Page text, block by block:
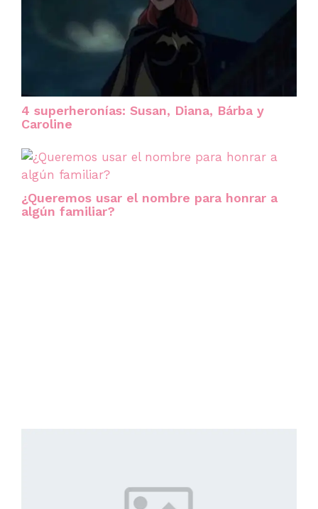
4 superheronías: Susan, Diana, Bárba y
Caroline
¿Queremos usar el nombre para honrar a
algún familiar?